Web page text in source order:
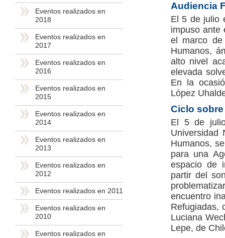
Eventos realizados en
2018
Eventos realizados en
2017
Eventos realizados en
2016
Eventos realizados en
2015
Eventos realizados en
2014
Eventos realizados en
2013
Eventos realizados en
2012
Eventos realizados en 2011
Eventos realizados en
2010
Eventos realizados en
Audiencia
El 5 de julio
impuso ante
el marco de
Humanos,
alto nivel
elevada
En la
López
Ciclo
El 5 de
Universidad
Humanos,
para una
espacio de
partir del
encuentro
Refugiadas,
Luciana
Lepe, de